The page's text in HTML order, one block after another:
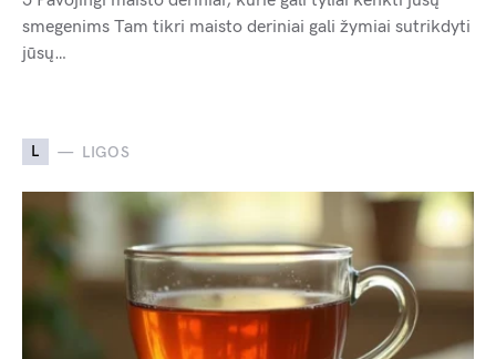
smegenims Tam tikri maisto deriniai gali žymiai sutrikdyti
jūsų…
L LIGOS